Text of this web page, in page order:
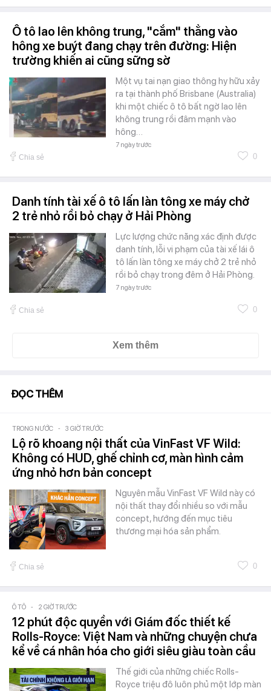
Ô tô lao lên không trung, "cắm" thẳng vào
hông xe buýt đang chạy trên đường: Hiện
trường khiến ai cũng sững sờ
Một vụ tai nạn giao thông hy hữu xảy
ra tại thành phố Brisbane (Australia)
khi một chiếc ô tô bất ngờ lao lên
không trung rồi đâm mạnh vào
hông…
7 ngày trước
Chia sẻ 0
Danh tính tài xế ô tô lấn làn tông xe máy chở
2 trẻ nhỏ rồi bỏ chạy ở Hải Phòng
Lực lượng chức năng xác định được
danh tính, lỗi vi phạm của tài xế lái ô
tô lấn làn tông xe máy chở 2 trẻ nhỏ
rồi bỏ chạy trong đêm ở Hải Phòng.
7 ngày trước
Chia sẻ 0
Xem thêm
ĐỌC THÊM
TRONG NƯỚC - 3 GIỜ TRƯỚC
Lộ rõ khoang nội thất của VinFast VF Wild:
Không có HUD, ghế chỉnh cơ, màn hình cảm
ứng nhỏ hơn bản concept
Nguyên mẫu VinFast VF Wild này có
nội thất thay đổi nhiều so với mẫu
concept, hướng đến mục tiêu
thương mại hóa sản phẩm.
Chia sẻ 0
Ô TÔ - 2 GIỜ TRƯỚC
12 phút độc quyền với Giám đốc thiết kế
Rolls-Royce: Việt Nam và những chuyện chưa
kể về cá nhân hóa cho giới siêu giàu toàn cầu
Thế giới của những chiếc Rolls-
Royce triệu đô luôn phủ một lớp màn